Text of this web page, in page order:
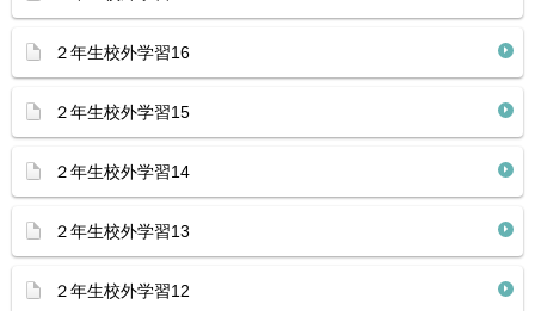
２年生校外学習16
２年生校外学習15
２年生校外学習14
２年生校外学習13
２年生校外学習12